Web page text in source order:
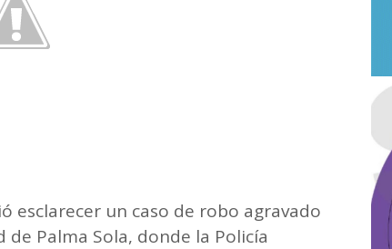
esclarecer un caso de robo agravado
de Palma Sola, donde la Policía